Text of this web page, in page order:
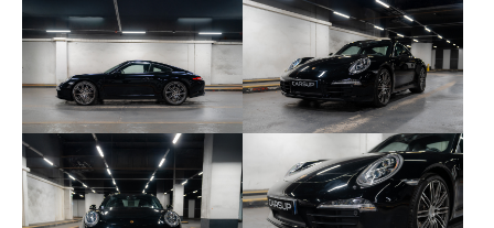
• ASL – Verre de rétroviseur gauche asphérique
• ASR – Verre de rétroviseur extérieur droit convexe
• 250 – Boîte PDK
• 342 – Sièges chauffants
• 426 – Essuie-glace de lunette arrière
• 429 – Jantes 911 Turbo 20 pouces
• 454 – Régulateur de vitesse (Tempomat)